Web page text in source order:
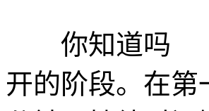
你知道吗 第
开的阶段。在第